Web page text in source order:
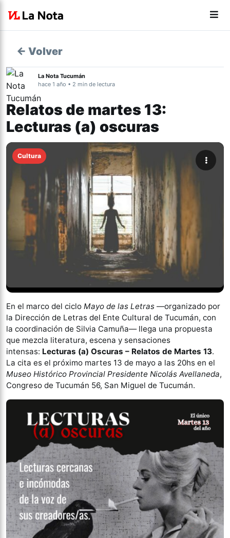
← Volver
La Nota Tucumán
hace 1 año • 2 min de lectura
Relatos de martes 13:
Lecturas (a) oscuras
Cultura
En el marco del ciclo Mayo de las Letras —organizado por
la Dirección de Letras del Ente Cultural de Tucumán, con
la coordinación de Silvia Camuña— llega una propuesta
que mezcla literatura, escena y sensaciones
intensas: Lecturas (a) Oscuras – Relatos de Martes 13.
La cita es el próximo martes 13 de mayo a las 20hs en el
Museo Histórico Provincial Presidente Nicolás Avellaneda,
Congreso de Tucumán 56, San Miguel de Tucumán.